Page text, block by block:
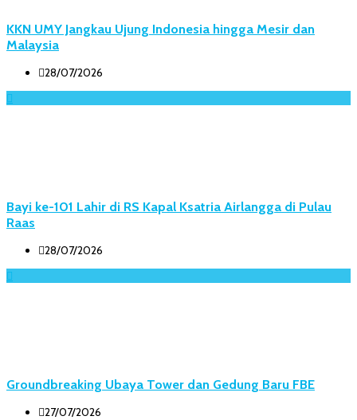
KKN UMY Jangkau Ujung Indonesia hingga Mesir dan
Malaysia
28/07/2026
Bayi ke-101 Lahir di RS Kapal Ksatria Airlangga di Pulau
Raas
28/07/2026
Groundbreaking Ubaya Tower dan Gedung Baru FBE
27/07/2026